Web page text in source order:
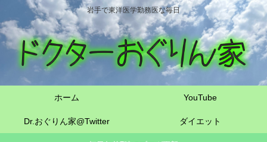
岩手で東洋医学勤務医な毎日
ホーム YouTube
Dr.おぐりん家@Twitter ダイエット